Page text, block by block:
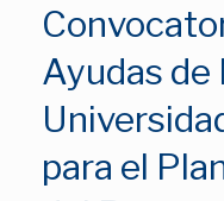
Ayudas de
para el